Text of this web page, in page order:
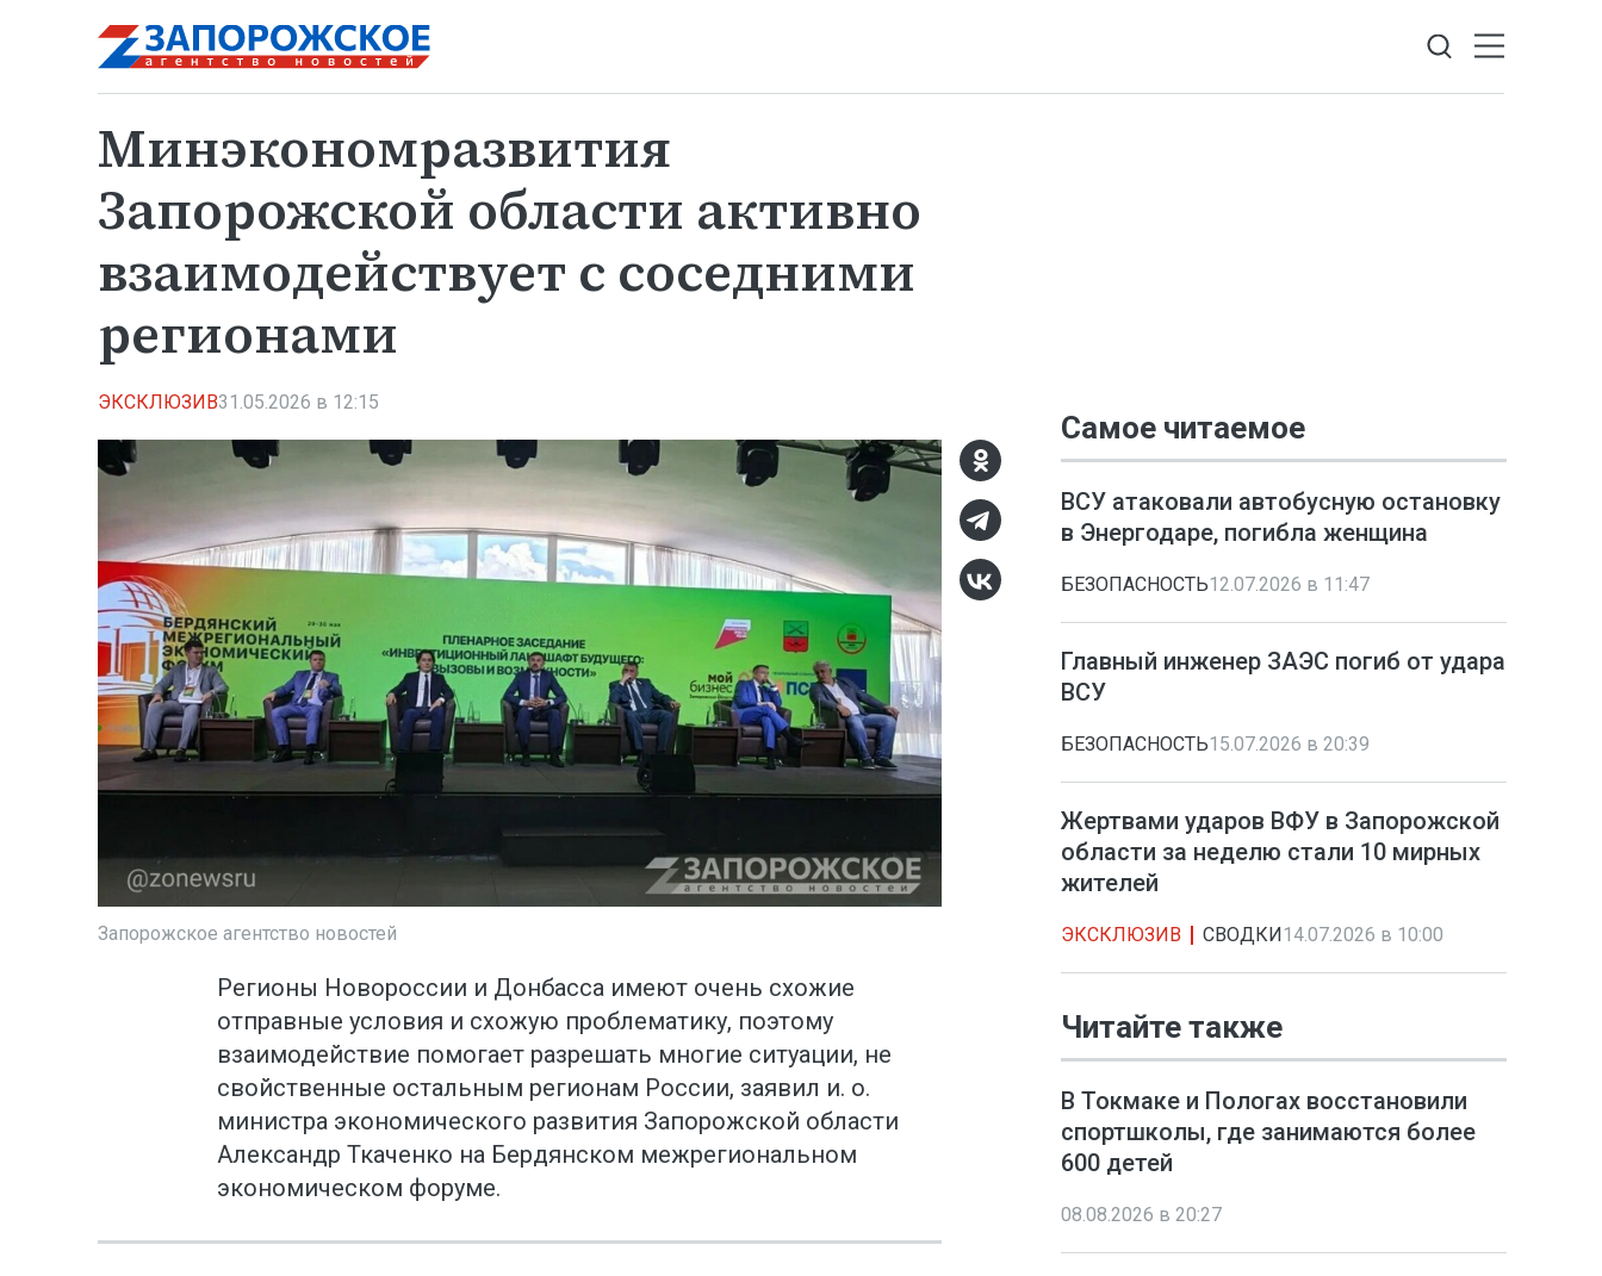
Минэкономразвития
Запорожской области активно
взаимодействует с соседними
регионами
ЭКСКЛЮЗИВ31.05.2026 в 12:15
Запорожское агентство новостей
Регионы Новороссии и Донбасса имеют очень схожие
отправные условия и схожую проблематику, поэтому
взаимодействие помогает разрешать многие ситуации, не
свойственные остальным регионам России, заявил и. о.
министра экономического развития Запорожской области
Александр Ткаченко на Бердянском межрегиональном
экономическом форуме.
Самое читаемое
ВСУ атаковали автобусную остановку
в Энергодаре, погибла женщина
БЕЗОПАСНОСТЬ12.07.2026 в 11:47
Главный инженер ЗАЭС погиб от удара
ВСУ
БЕЗОПАСНОСТЬ15.07.2026 в 20:39
Жертвами ударов ВФУ в Запорожской
области за неделю стали 10 мирных
жителей
ЭКСКЛЮЗИВ СВОДКИ 14.07.2026 в 10:00
Читайте также
В Токмаке и Пологах восстановили
спортшколы, где занимаются более
600 детей
08.08.2026 в 20:27